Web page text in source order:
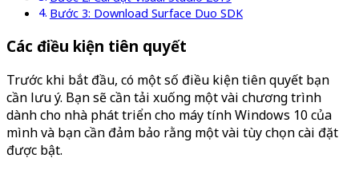
Bước 3: Download Surface Duo SDK
Các điều kiện tiên quyết
Trước khi bắt đầu, có một số điều kiện tiên quyết bạn
cần lưu ý. Bạn sẽ cần tải xuống một vài chương trình
dành cho nhà phát triển cho máy tính Windows 10 của
mình và bạn cần đảm bảo rằng một vài tùy chọn cài đặt
được bật.